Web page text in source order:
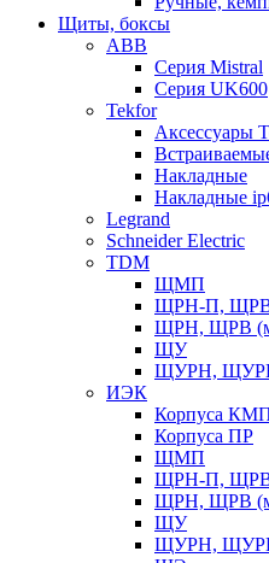
Щиты, боксы
ABB
Серия Mistral
Серия UK600
Tekfor
Аксессуары
Накладные
Накладные
Legrand
Schneider Electric
TDM
ЩМП
ЩРН-П, ЩРВ-
ЩРН, ЩРВ
ЩУ
ЩУРН,
ИЭК
Корпуса
Корпуса ПР
ЩМП
ЩРН-П, ЩРВ-
ЩРН, ЩРВ
ЩУ
ЩУРН,